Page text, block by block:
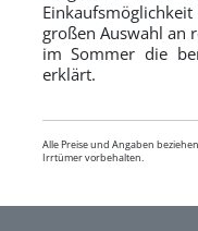
großen Auswahl an
im Sommer die
erklärt.
Alle Preise und Angaben
Irrtümer vorbehalten.